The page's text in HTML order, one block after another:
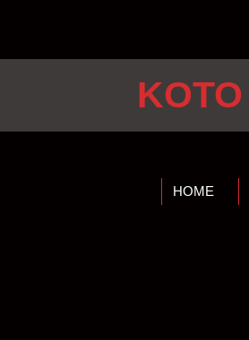
KOTO
HOME